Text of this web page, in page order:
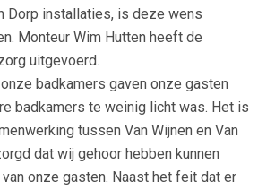
Dorp installaties, is deze wens
Monteur Wim Hutten heeft de
uitgevoerd.
onze badkamers gaven onze gasten
badkamers te weinig licht was. Het is
tussen Van Wijnen en Van
dat wij gehoor hebben kunnen
onze gasten. Naast het feit dat er